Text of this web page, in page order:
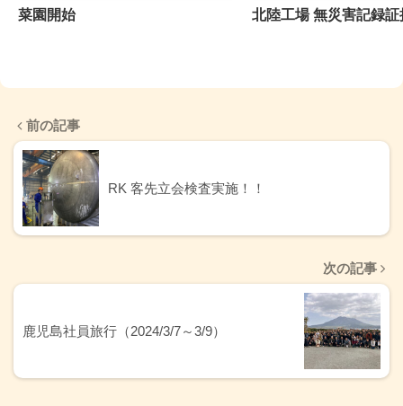
菜園開始 北陸工場 無災害記録証
前の記事
RK 客先立会検査実施！！
次の記事
鹿児島社員旅行（2024/3/7～3/9）